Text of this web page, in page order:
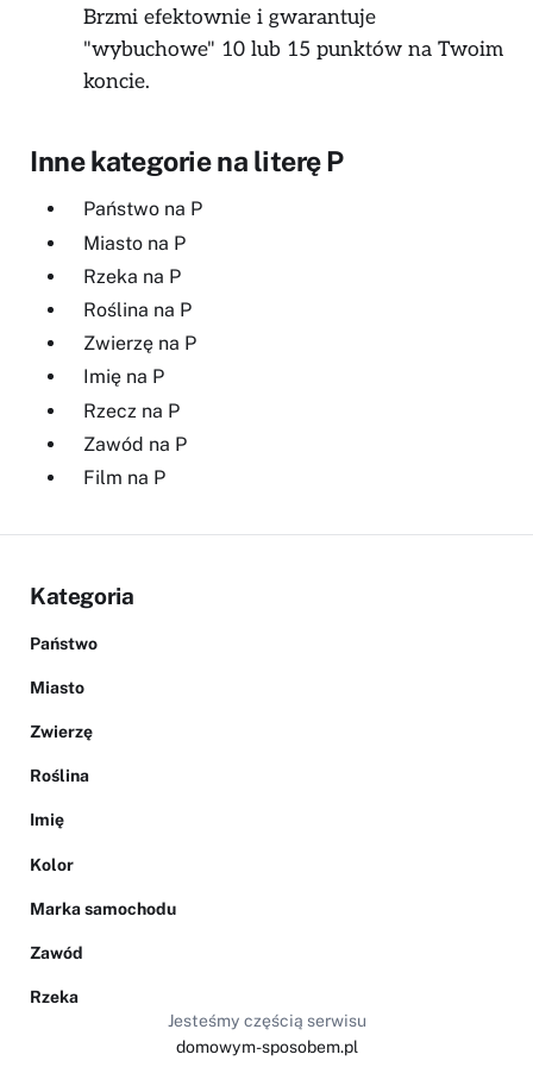
Brzmi efektownie i gwarantuje
"wybuchowe" 10 lub 15 punktów na Twoim
koncie.
Inne kategorie na literę P
Państwo na P
Miasto na P
Rzeka na P
Roślina na P
Zwierzę na P
Imię na P
Rzecz na P
Zawód na P
Film na P
Kategoria
Państwo
Miasto
Zwierzę
Roślina
Imię
Kolor
Marka samochodu
Zawód
Rzeka
Jesteśmy częścią serwisu
domowym-sposobem.pl